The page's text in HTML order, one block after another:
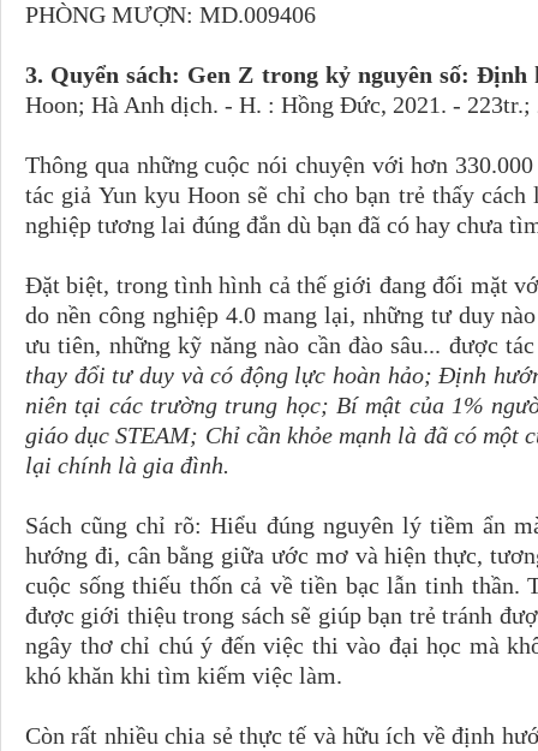
PHÒNG MƯỢN: MD.009406
3. Quyển sách: Gen Z trong kỷ nguyên số:
Hoon; Hà Anh dịch. - H. : Hồng Đức, 2021. -
Thông qua những cuộc nói chuyện với hơn
tác giả Yun kyu Hoon sẽ chỉ cho bạn trẻ thấy
nghiệp tương lai đúng đắn dù bạn đã có hay chưa
Đặt biệt, trong tình hình cả thế giới đang đối mặt
do nền công nghiệp 4.0 mang lại, những tư duy
ưu tiên, những kỹ năng nào cần đào sâu... được
thay đổi tư duy và có động lực hoàn hảo; Định
niên tại các trường trung học; Bí mật của 1%
giáo dục STEAM; Chỉ cần khỏe mạnh là đã có một
lại chính là gia đình.
Sách cũng chỉ rõ: Hiểu đúng nguyên lý tiềm ẩn
hướng đi, cân bằng giữa ước mơ và hiện thực,
cuộc sống thiếu thốn cả về tiền bạc lẫn tinh thần.
được giới thiệu trong sách sẽ giúp bạn trẻ tránh
ngây thơ chỉ chú ý đến việc thi vào đại học mà
khó khăn khi tìm kiếm việc làm.
Còn rất nhiều chia sẻ thực tế và hữu ích về định